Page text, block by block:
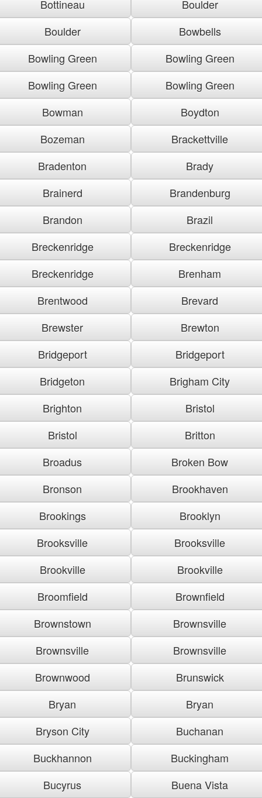
Bottineau
Boulder
Boulder
Bowbells
Bowling Green
Bowling Green
Bowling Green
Bowling Green
Bowman
Boydton
Bozeman
Brackettville
Bradenton
Brady
Brainerd
Brandenburg
Brandon
Brazil
Breckenridge
Breckenridge
Breckenridge
Brenham
Brentwood
Brevard
Brewster
Brewton
Bridgeport
Bridgeport
Bridgeton
Brigham City
Brighton
Bristol
Bristol
Britton
Broadus
Broken Bow
Bronson
Brookhaven
Brookings
Brooklyn
Brooksville
Brooksville
Brookville
Brookville
Broomfield
Brownfield
Brownstown
Brownsville
Brownsville
Brownsville
Brownwood
Brunswick
Bryan
Bryan
Bryson City
Buchanan
Buckhannon
Buckingham
Bucyrus
Buena Vista